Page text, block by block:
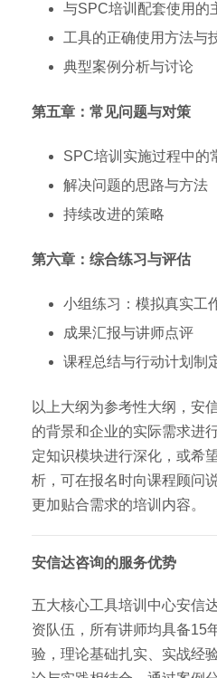
与SPC培训配套使用的
工具的正确使用方法与
典型案例分析与讨论
第五章：常见问题与对策
SPC培训实施过程中的
解决问题的思路与方法
持续改进的策略
第六章：综合练习与评估
小组练习：模拟真实工
成果汇报与讲师点评
课程总结与行动计划制
以上大纲为参考性大纲，安
的背景和企业的实际需求进
定知识模块进行深化，或希
析，可在报名时向课程顾问
更加贴合需求的培训内容。
安信达咨询的服务优势
五大核心工具培训中心安信
资队伍，所有讲师均具备15
验，理论基础扎实、实战经